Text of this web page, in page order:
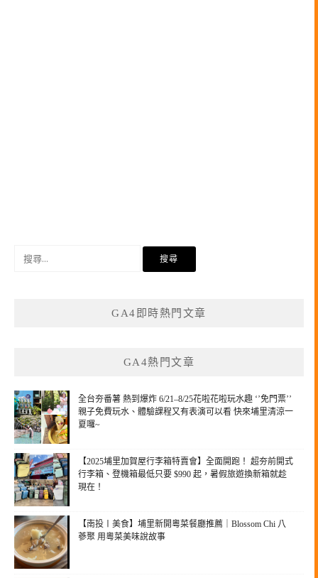
GA4即時熱門文章
GA4熱門文章
全台夯番薯 熱到爆炸 6/21–8/25花啦花啦玩水趣 ‘’免門票’’
親子免費玩水、體驗課程又有表演可以看 快來埔里清涼一
夏囉~
【2025埔里加賀屋行李箱特賣會】全面開跑！ 超夯前開式
行李箱、登機箱最低只要 $990 起，暑假旅遊換新箱就趁
現在！
【南投〡美食】埔里新開粵菜餐廳推薦｜Blossom Chi 八
蔘聚 用粵菜美味說故事